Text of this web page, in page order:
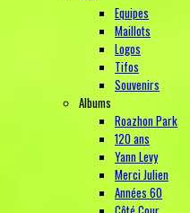
Equipes
Maillots
Logos
Tifos
Souvenirs
Albums
Roazhon Park
120 ans
Yann Levy
Merci Julien
Années 60